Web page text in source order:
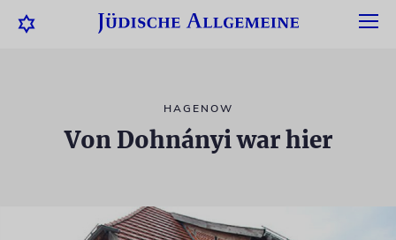
HAGENOW
Von Dohnányi war hier